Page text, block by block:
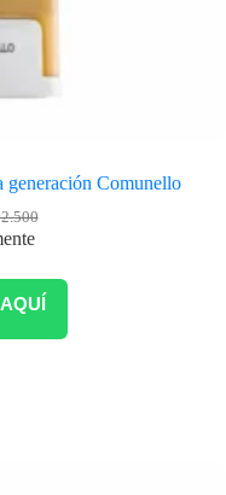
generación Comunello